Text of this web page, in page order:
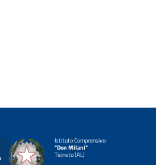
Istituto Comprensivo
"Don Milani"
Ticineto (AL)